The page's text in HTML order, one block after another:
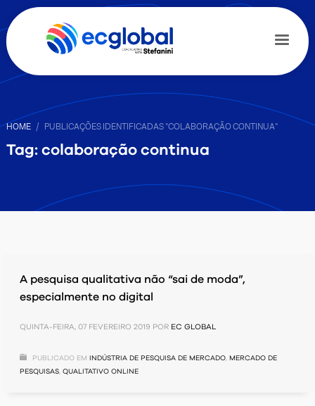
HOME PUBLICAÇÕES IDENTIFICADAS "COLABORAÇÃO CONTINUA"
Tag: colaboração continua
A pesquisa qualitativa não “sai de moda”,
especialmente no digital
QUINTA-FEIRA, 07 FEVEREIRO 2019 POR EC GLOBAL
PUBLICADO EM INDÚSTRIA DE PESQUISA DE MERCADO, MERCADO DE
PESQUISAS, QUALITATIVO ONLINE